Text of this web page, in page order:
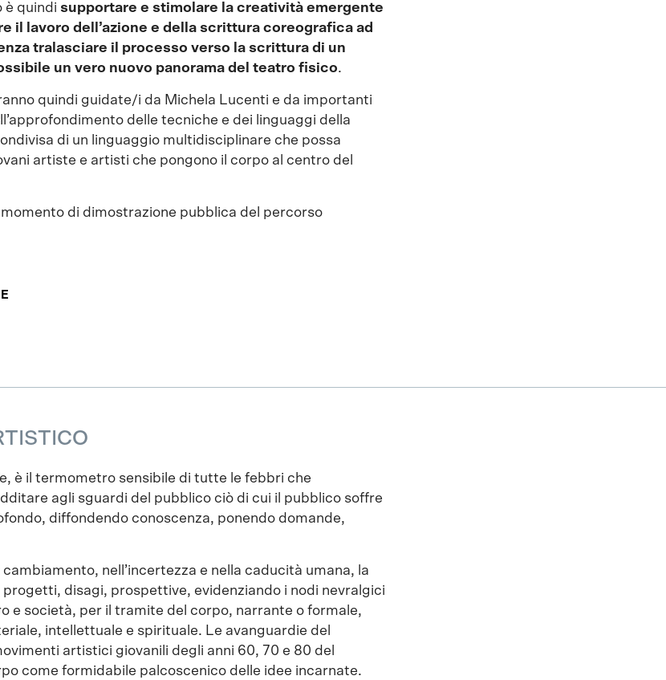
è quindi supportare e stimolare la creatività emergente
il lavoro dell’azione e della scrittura coreografica ad
tralasciare il processo verso la scrittura di un
un vero nuovo panorama del teatro fisico.
quindi guidate/i da Michela Lucenti e da importanti
delle tecniche e dei linguaggi della
di un linguaggio multidisciplinare che possa
artiste e artisti che pongono il corpo al centro del
di dimostrazione pubblica del percorso
è il termometro sensibile di tutte le febbri che
agli sguardi del pubblico ciò di cui il pubblico soffre
diffondendo conoscenza, ponendo domande,
nell’incertezza e nella caducità umana, la
disagi, prospettive, evidenziando i nodi nevralgici
e società, per il tramite del corpo, narrante o formale,
intellettuale e spirituale. Le avanguardie del
artistici giovanili degli anni 60, 70 e 80 del
come formidabile palcoscenico delle idee incarnate.